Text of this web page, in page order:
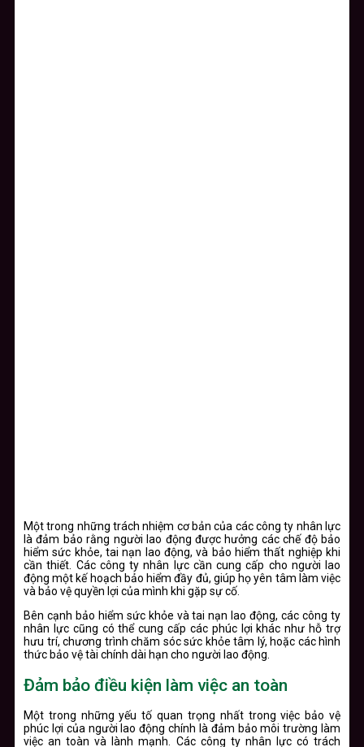
Một trong những trách nhiệm cơ bản của các công ty nhân lực
là đảm bảo rằng người lao động được hưởng các chế độ bảo
hiểm sức khỏe, tai nạn lao động, và bảo hiểm thất nghiệp khi
cần thiết. Các công ty nhân lực cần cung cấp cho người lao
động một kế hoạch bảo hiểm đầy đủ, giúp họ yên tâm làm việc
và bảo vệ quyền lợi của mình khi gặp sự cố.
Bên cạnh bảo hiểm sức khỏe và tai nạn lao động, các công ty
nhân lực cũng có thể cung cấp các phúc lợi khác như hỗ trợ
hưu trí, chương trình chăm sóc sức khỏe tâm lý, hoặc các hình
thức bảo vệ tài chính dài hạn cho người lao động.
Đảm bảo điều kiện làm việc an toàn
Một trong những yếu tố quan trọng nhất trong việc bảo vệ
phúc lợi của người lao động chính là đảm bảo môi trường làm
việc an toàn và lành mạnh. Các công ty nhân lực có trách